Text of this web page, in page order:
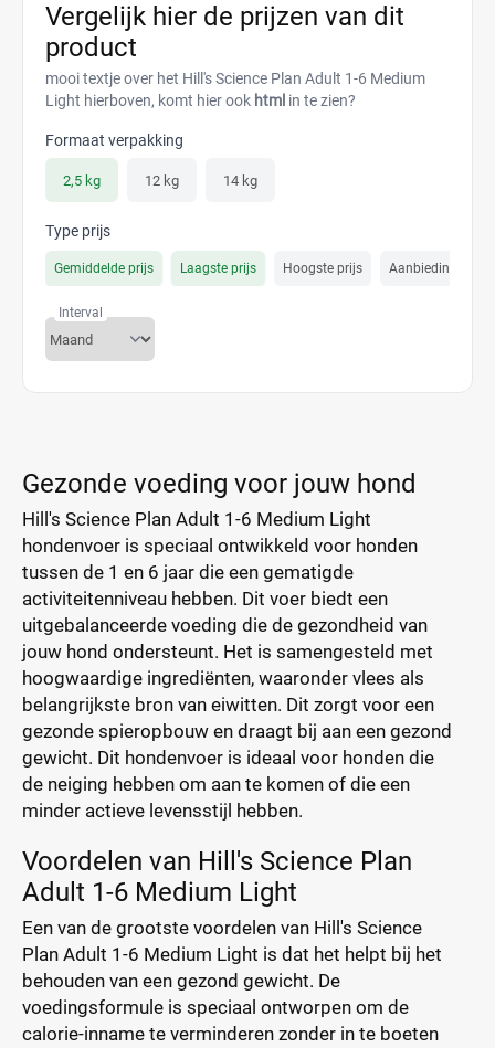
Vergelijk hier de prijzen van dit
product
mooi textje over het Hill's Science Plan Adult 1-6 Medium
Light hierboven, komt hier ook html in te zien?
Formaat verpakking
2,5 kg 12 kg 14 kg
Type prijs
Gemiddelde prijs Laagste prijs Hoogste prijs Aanbiedings prijs
Interval
Gezonde voeding voor jouw hond
Hill's Science Plan Adult 1-6 Medium Light
hondenvoer is speciaal ontwikkeld voor honden
tussen de 1 en 6 jaar die een gematigde
activiteitenniveau hebben. Dit voer biedt een
uitgebalanceerde voeding die de gezondheid van
jouw hond ondersteunt. Het is samengesteld met
hoogwaardige ingrediënten, waaronder vlees als
belangrijkste bron van eiwitten. Dit zorgt voor een
gezonde spieropbouw en draagt bij aan een gezond
gewicht. Dit hondenvoer is ideaal voor honden die
de neiging hebben om aan te komen of die een
minder actieve levensstijl hebben.
Voordelen van Hill's Science Plan
Adult 1-6 Medium Light
Een van de grootste voordelen van Hill's Science
Plan Adult 1-6 Medium Light is dat het helpt bij het
behouden van een gezond gewicht. De
voedingsformule is speciaal ontworpen om de
calorie-inname te verminderen zonder in te boeten